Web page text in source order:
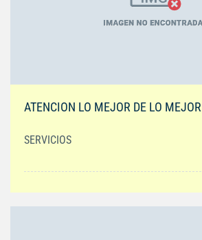
ATENCION LO MEJOR DE LO MEJOR
SERVICIOS